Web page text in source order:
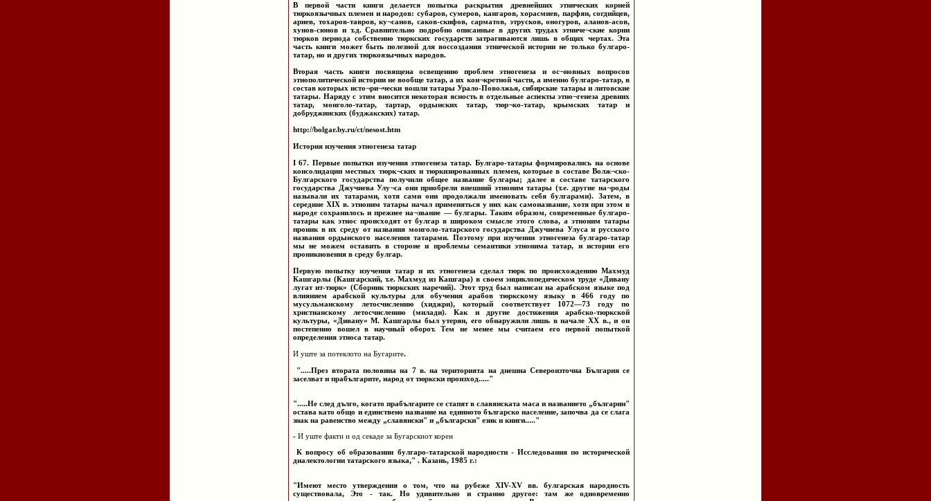
В первой части книги делается попытка раскрытия древнейших этнических корней
тюркоязычных племен и народов: субаров, сумеров, кангаров, хорасмиев, парфян, согдийцев,
ариев, тохаров-тавров, ку¬санов, саков-скифов, сарматов, этрусков, оногуров, аланов-асов,
хунов-сюнов и т.д. Сравнительно подробно описанные в других трудах этниче¬ские корни
тюрков периода собственно тюркских государств затрагиваются лишь в общих чертах. Эта
часть книги может быть полезной для воссоздания этнической истории не только булгаро-
татар, но и других тюркоязычных народов.
Вторая часть книги посвящена освещению проблем этногенеза и ос¬новных вопросов
этнополитической истории не вообще татар, а их кон¬кретной части, а именно булгаро-татар, в
состав которых исто¬ри¬чески вошли татары Урало-Поволжья, сибирские татары и литовские
татары. Наряду с этим вносится некоторая ясность в отдельные аспекты этно¬генеза древних
татар, монголо-татар, тартар, ордынских татар, тюр¬ко-татар, крымских татар и
добруджинских (буджакских) татар.
http://bolgar.by.ru/ct/nesost.htm
История изучения этногенеза татар
I 67. Первые попытки изучения этногенеза татар. Булгаро-татары формировались на основе
консолидации местных тюрк¬ских и тюркизированных племен, которые в составе Волж¬ско-
Булгарского государства получили общее название булгары; далее в составе татарского
государства Джучиева Улу¬са они приобрели внешний этноним татары (т.е. другие на¬роды
называли их татарами, хотя сами они продолжали именовать себя булгарами). Затем, в
середине XIX в. этноним татары начал применяться у них как самоназвание, хотя при этом в
народе сохранилось и прежнее на¬звание — булгары. Таким образом, современные булгаро-
татары как этнос происходят от булгар в широком смысле этого слова, а этноним татары
проник в их среду от названия монголо-татарского государства Джучиева Улуса и русского
названия ордынского населения татарами. Поэтому при изучении этногенеза булгаро-татар
мы не можем оставить в стороне и проблемы семантики этнонима татар, и истории его
проникновения в среду булгар.
Первую попытку изучения татар и их этногенеза сделал тюрк по происхождению Махмуд
Кашгарлы (Кашгарский, т.е. Махмуд из Кашгара) в своем энциклопедическом труде «Дивану
лугат ит-тюрк» (Сборник тюркских наречий). Этот труд был написан на арабском языке под
влиянием арабской культуры для обучения арабов тюркскому языку в 466 году по
мусульманскому летосчислению (хиджри), который соответствует 1072—73 году по
христианскому летосчислению (милади). Как и другие достижения арабско-тюркской
культуры, «Дивану» М. Кашгарлы был утерян, его обнаружили лишь в начале ХХ в., и он
постепенно вошел в научный оборот. Тем не менее мы считаем его первой попыткой
определения этноса татар.
И уште за потеклото на Бугарите.
".....През втората половина на 7 в. на територията на днешна Североизточна България се
заселват и прабългарите, народ от тюркски произход....."
".....Не след дълго, когато прабългарите се стапят в славянската маса и названието „българин"
остава като общо и единствено название на единното българско население, започва да се слага
знак на равенство между „славянски" и „български" език и книги....."
- И уште факти и од секаде за Бугарскиот корен
К вопросу об образовании булгаро-татарской народности - Исследования по исторической
диалектологии татарского языка," . Казань, 1985 г.:
"Имеют место утверждения о том, что на рубеже XIV-XV вв. булгарская народность
существовала, Это - так. Но удивительно и странно другое: там же одновременно